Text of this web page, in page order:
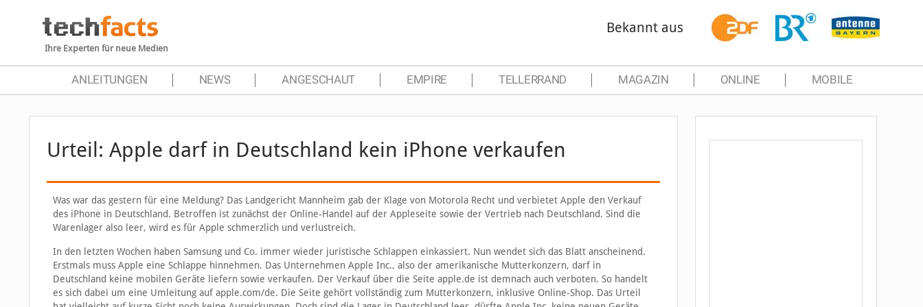
Ihre Experten für neue Medien
Bekannt aus
ANLEITUNGEN NEWS ANGESCHAUT EMPIRE TELLERRAND MAGAZIN ONLINE MOBILE
Urteil: Apple darf in Deutschland kein iPhone verkaufen
Was war das gestern für eine Meldung? Das Landgericht Mannheim gab der Klage von Motorola Recht und verbietet Apple den Verkauf
des iPhone in Deutschland. Betroffen ist zunächst der Online-Handel auf der Appleseite sowie der Vertrieb nach Deutschland. Sind die
Warenlager also leer, wird es für Apple schmerzlich und verlustreich.
In den letzten Wochen haben Samsung und Co. immer wieder juristische Schlappen einkassiert. Nun wendet sich das Blatt anscheinend.
Erstmals muss Apple eine Schlappe hinnehmen. Das Unternehmen Apple Inc., also der amerikanische Mutterkonzern, darf in
Deutschland keine mobilen Geräte liefern sowie verkaufen. Der Verkauf über die Seite apple.de ist demnach auch verboten. So handelt
es sich dabei um eine Umleitung auf apple.com/de. Die Seite gehört vollständig zum Mutterkonzern, inklusive Online-Shop. Das Urteil